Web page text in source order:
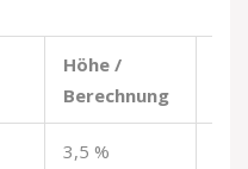
Höhe /
Berechnung
3,5 %